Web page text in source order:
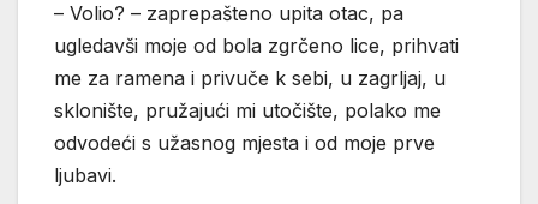
– Volio? – zaprepašteno upita otac, pa
ugledavši moje od bola zgrčeno lice, prihvati
me za ramena i privuče k sebi, u zagrljaj, u
sklonište, pružajući mi utočište, polako me
odvodeći s užasnog mjesta i od moje prve
ljubavi.